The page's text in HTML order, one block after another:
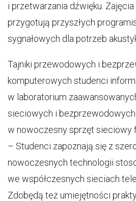
i przetwarzania dźwięku.
przygotują przyszłych
sygnałowych dla potrzeb
Tajniki przewodowych i
komputerowych studenci
w laboratorium
sieciowych i
w nowoczesny sprzęt sieciowy
– Studenci zapoznają się z
nowoczesnych technologii
we współczesnych sieciach
Zdobędą też umiejętności